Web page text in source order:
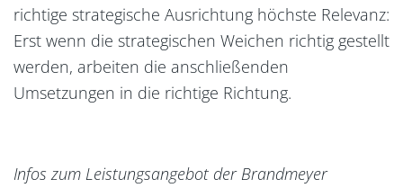
richtige strategische Ausrichtung höchste Relevanz:
Erst wenn die strategischen Weichen richtig gestellt
werden, arbeiten die anschließenden
Umsetzungen in die richtige Richtung.
Infos zum Leistungsangebot der Brandmeyer